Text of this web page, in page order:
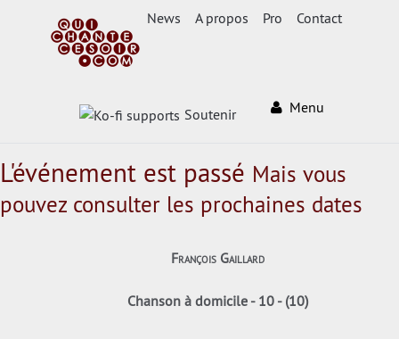
News A propos Pro Contact
Soutenir Menu
L'événement est passé Mais vous
pouvez consulter les prochaines dates
François Gaillard
Chanson à domicile - 10 - (10)